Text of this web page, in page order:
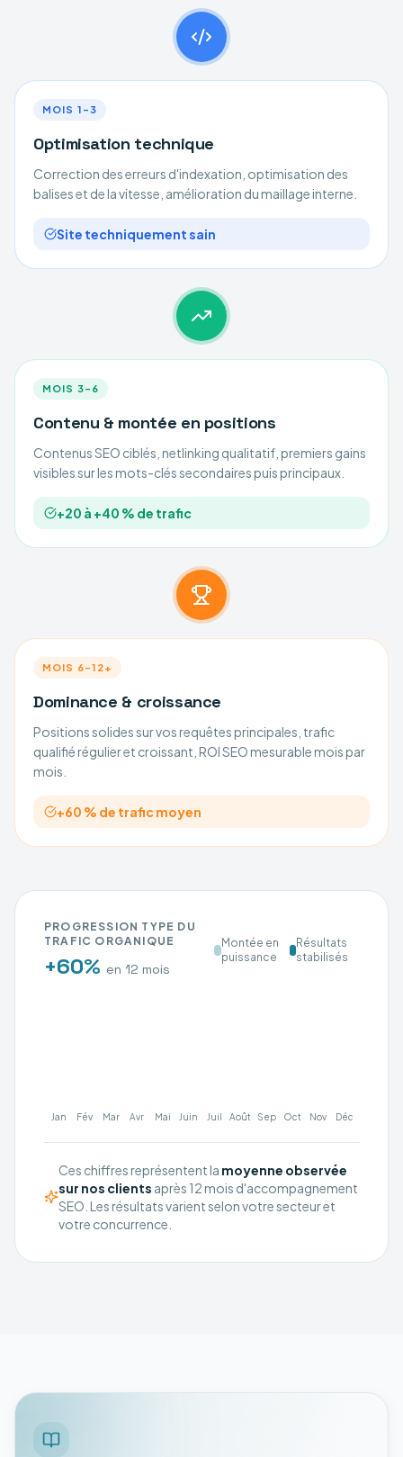
MOIS 1–3
Optimisation technique
Correction des erreurs d'indexation, optimisation des
balises et de la vitesse, amélioration du maillage interne.
Site techniquement sain
MOIS 3–6
Contenu & montée en positions
Contenus SEO ciblés, netlinking qualitatif, premiers gains
visibles sur les mots-clés secondaires puis principaux.
+20 à +40 % de trafic
MOIS 6–12+
Dominance & croissance
Positions solides sur vos requêtes principales, trafic
qualifié régulier et croissant, ROI SEO mesurable mois par
mois.
+60 % de trafic moyen
PROGRESSION TYPE DU
TRAFIC ORGANIQUE
+60% en 12 mois
Montée en
puissance
Résultats
stabilisés
Jan Fév Mar Avr Mai Juin Juil Août Sep Oct Nov Déc
Ces chiffres représentent la moyenne observée
sur nos clients après 12 mois d'accompagnement
SEO. Les résultats varient selon votre secteur et
votre concurrence.